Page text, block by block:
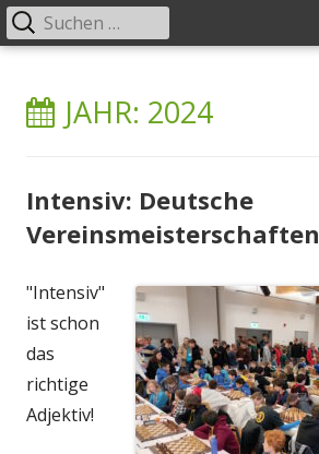
zum
Inhalt
Primäres
Suchen
nach:
JAHR: 2024
Intensiv: Deutsche
Vereinsmeisterschaften
"Intensiv"
ist schon
das
richtige
Adjektiv!